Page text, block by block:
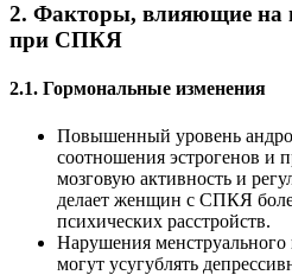
2. Факторы, влияющие на
при СПКЯ
2.1. Гормональные изменения
Повышенный уровень
соотношения эстрогенов и
мозговую активность и
делает женщин с СПКЯ
психических расстройств.
Нарушения
могут усугублять